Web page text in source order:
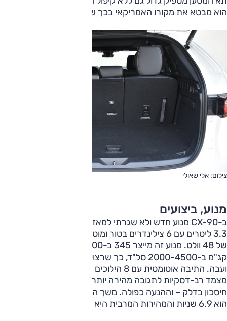
הוא מבטא את מקורו האמריקאי בכך שחסר לו כיסוי.
צילום: אלי שאולי
מנוע, ביצועים
ב-CX-90 מנוע חדש ולא שגרתי למאזדה. זהו מנוע טורבו-בנזין
3.3 ליטרים עם 6 צילינדרים בטור ומוטמע בו מערך היברידי-מתון
קג"מ ב-2000-4500 סל"ד, כך שרצועת הכוח כאן נרחבת
ועבה. התיבה אוטומטית עם 8 הילוכים – ללא ממיר מומנט, עם
מצמד רב-דסקיות לתגובה מהירה יותר, פחות אובדן כוח, יותר
הוא 6.9 שניות והמהירות המרבית היא 196 קמ"ש.